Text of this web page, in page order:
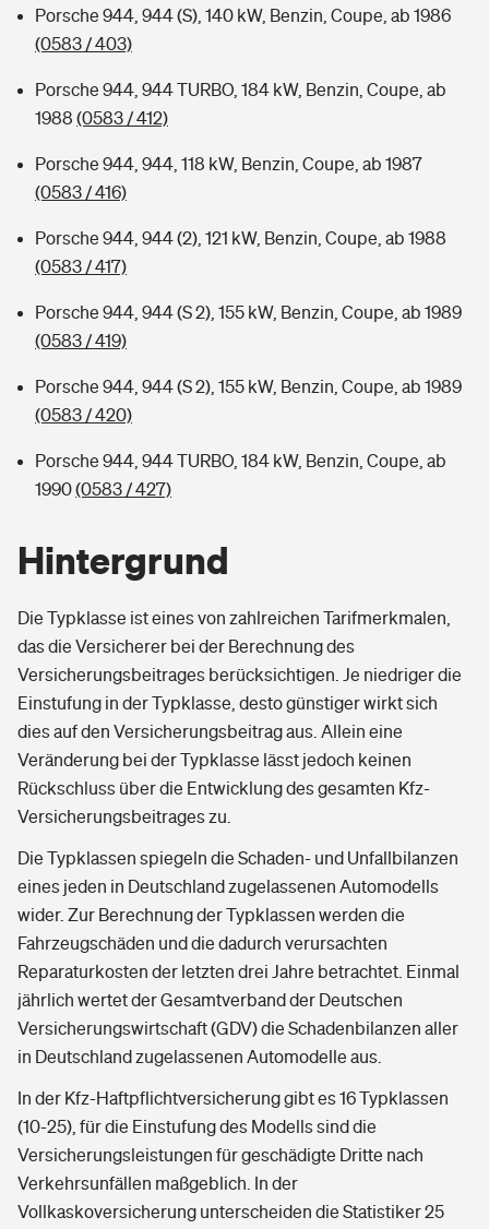
Kinderunfall-Check: Mehr Sicherheit für deine Kids
Sie haben Fragen?
Porsche 944, 944 (S), 140 kW, Benzin, Coupe, ab 1986
(0583 / 403)
Porsche 944, 944 TURBO, 184 kW, Benzin, Coupe, ab
1988 (0583 / 412)
Porsche 944, 944, 118 kW, Benzin, Coupe, ab 1987
(0583 / 416)
Porsche 944, 944 (2), 121 kW, Benzin, Coupe, ab 1988
(0583 / 417)
Porsche 944, 944 (S 2), 155 kW, Benzin, Coupe, ab 1989
(0583 / 419)
Porsche 944, 944 (S 2), 155 kW, Benzin, Coupe, ab 1989
(0583 / 420)
Porsche 944, 944 TURBO, 184 kW, Benzin, Coupe, ab
1990(0583 / 427)
Hintergrund
Die Typklasse ist eines von zahlreichen Tarifmerkmalen,
das die Versicherer bei der Berechnung des
Versicherungsbeitrages berücksichtigen. Je niedriger die
Einstufung in der Typklasse, desto günstiger wirkt sich
dies auf den Versicherungsbeitrag aus. Allein eine
Veränderung bei der Typklasse lässt jedoch keinen
Rückschluss über die Entwicklung des gesamten Kfz-
Versicherungsbeitrages zu.
Die Typklassen spiegeln die Schaden- und Unfallbilanzen
eines jeden in Deutschland zugelassenen Automodells
wider. Zur Berechnung der Typklassen werden die
Fahrzeugschäden und die dadurch verursachten
Reparaturkosten der letzten drei Jahre betrachtet. Einmal
jährlich wertet der Gesamtverband der Deutschen
Versicherungswirtschaft (GDV) die Schadenbilanzen aller
in Deutschland zugelassenen Automodelle aus.
In der Kfz-Haftpflichtversicherung gibt es 16 Typklassen
(10-25), für die Einstufung des Modells sind die
Versicherungsleistungen für geschädigte Dritte nach
Verkehrsunfällen maßgeblich. In der
Vollkaskoversicherung unterscheiden die Statistiker 25